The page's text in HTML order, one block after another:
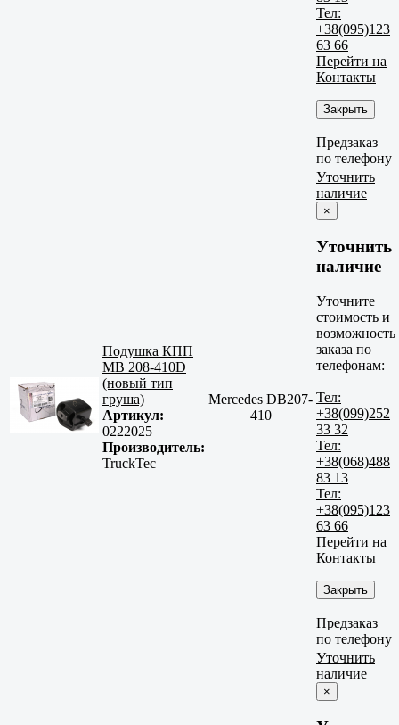
Тел:
+38(095)123
63 66
Перейти на
Контакты
Закрыть
Предзаказ
по телефону
Подушка КПП
MB 208-410D
(новый тип
груша)
Артикул:
0222025
Производитель:
TruckTec
Mercedes DB207-
410
Уточнить
наличие
×
Уточнить
наличие
Уточните
стоимость и
возможность
заказа по
телефонам:
Тел:
+38(099)252
33 32
Тел:
+38(068)488
83 13
Тел:
+38(095)123
63 66
Перейти на
Контакты
Закрыть
Предзаказ
по телефону
Уточнить
наличие
×